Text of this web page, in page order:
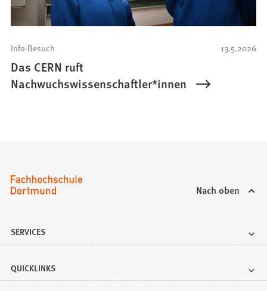
13.5.2026
Info-Besuch
Das CERN ruft
Nachwuchswissenschaftler*innen
Nach oben
SERVICES
QUICKLINKS